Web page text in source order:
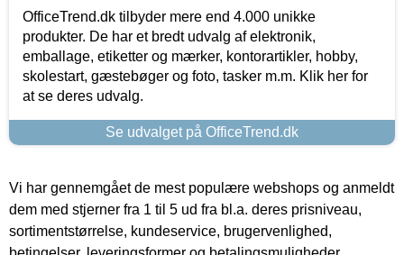
OfficeTrend.dk tilbyder mere end 4.000 unikke
produkter. De har et bredt udvalg af elektronik,
emballage, etiketter og mærker, kontorartikler, hobby,
skolestart, gæstebøger og foto, tasker m.m. Klik her for
at se deres udvalg.
Se udvalget på OfficeTrend.dk
Vi har gennemgået de mest populære webshops og anmeldt
dem med stjerner fra 1 til 5 ud fra bl.a. deres prisniveau,
sortimentstørrelse, kundeservice, brugervenlighed,